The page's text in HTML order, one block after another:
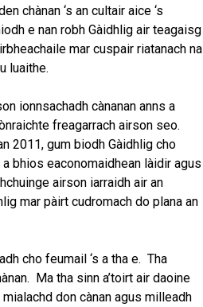
chànan ‘s an cultair aice ‘s
e nan robh Gàidhlig air teagaisg
mar cuspair riatanach na
luaithe.
ionnsachadh cànanan anns a
freagarrach airson seo.
2011, gum biodh Gàidhlig cho
bhios eaconomaidhean làidir agus
airson iarraidh air an
mar pàirt cudromach do plana an
cho feumail ‘s a tha e. Tha
Ma tha sinn a’toirt air daoine
mialachd don cànan agus milleadh